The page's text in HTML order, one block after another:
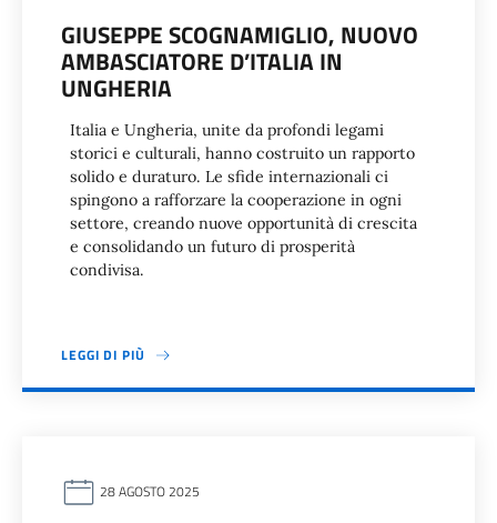
GIUSEPPE SCOGNAMIGLIO, NUOVO
AMBASCIATORE D’ITALIA IN
UNGHERIA
Italia e Ungheria, unite da profondi legami
storici e culturali, hanno costruito un rapporto
solido e duraturo. Le sfide internazionali ci
spingono a rafforzare la cooperazione in ogni
settore, creando nuove opportunità di crescita
e consolidando un futuro di prosperità
condivisa.
LEGGI DI PIÙ
28 AGOSTO 2025